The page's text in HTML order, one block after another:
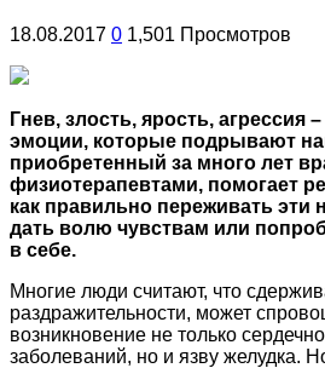
18.08.2017 0 1,501 Просмотров
Гнев, злость, ярость, агрессия
эмоции, которые подрывают
приобретенный за много лет
физиотерапевтами, помогает
как правильно переживать эти
дать волю чувствам или
в себе.
Многие люди считают, что
раздражительности, может
возникновение не только
заболеваний, но и язву желудка.